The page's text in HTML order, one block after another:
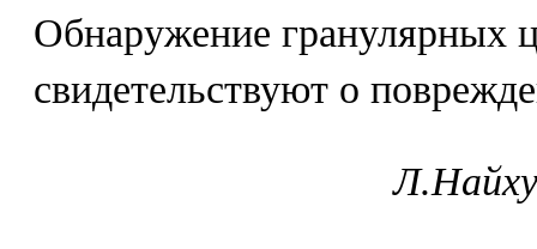
Обнаружение гранулярных
свидетельствуют о